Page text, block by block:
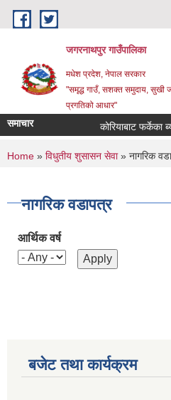
Skip to main content
जगरनाथपुर गाउँपालिका
मधेश प्रदेश, नेपाल सरकार
"समृद्ध गाउँ, सशक्त समुदाय, सुखी
प्रगतिको आधार"
समाचार
You are here
Home » विधुतीय शुसासन सेवा» नागरिक
नागरिक वडापत्र
आर्थिक वर्ष
बजेट तथा कार्यक्रम